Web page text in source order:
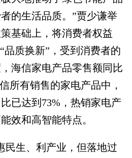
的生活品质。”贾少谦举
基础上，将消费者权益
品质换新”，受到消费者的
海信家电产品零售额同比
所有销售的家电产品中，
已达到73%，热销家电产
效和高智能特点。
生、利产业，但落地过